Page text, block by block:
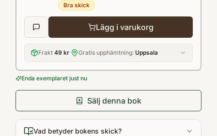
Bra skick
Lägg i varukorg
Frakt 49 kr· Gratis upphämtning: Uppsala
Enda exemplaret just nu
Sälj denna bok
Vad betyder bokens skick?